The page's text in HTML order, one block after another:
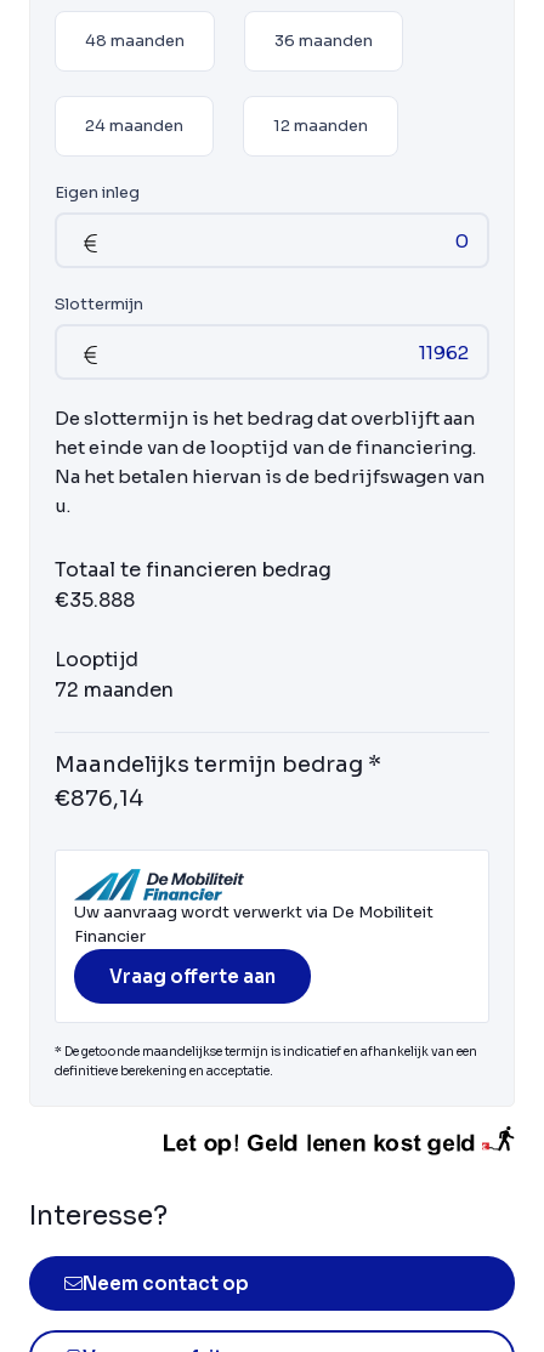
48 maanden 36 maanden
24 maanden 12 maanden
Eigen inleg
Slottermijn
De slottermijn is het bedrag dat overblijft aan
het einde van de looptijd van de financiering.
Na het betalen hiervan is de bedrijfswagen van
u.
Totaal te financieren bedrag
€35.888
Looptijd
72 maanden
Maandelijks termijn bedrag *
€876,14
Uw aanvraag wordt verwerkt via De Mobiliteit
Financier
Vraag offerte aan
* De getoonde maandelijkse termijn is indicatief en afhankelijk van een
definitieve berekening en acceptatie.
Interesse?
Neem contact op